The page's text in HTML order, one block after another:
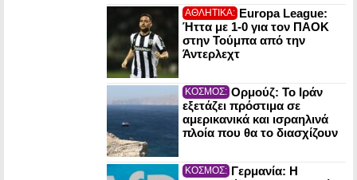
ΑΘΛΗΤΙΚΑ: Europa League:
Ήττα με 1-0 για τον ΠΑΟΚ
στην Τούμπα από την
Άντερλεχτ
ΚΟΣΜΟΣ: Ορμούζ: Το Ιράν
εξετάζει πρόστιμα σε
αμερικανικά και ισραηλινά
πλοία που θα το διασχίζουν
ΚΟΣΜΟΣ: Γερμανία: Η